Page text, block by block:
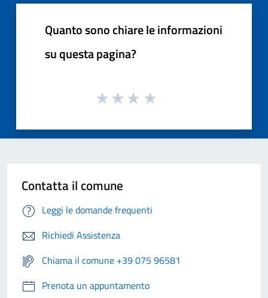
Quanto sono chiare le informazioni
su questa pagina?
Contatta il comune
Leggi le domande frequenti
Richiedi Assistenza
Chiama il comune +39 075 96581
Prenota un appuntamento